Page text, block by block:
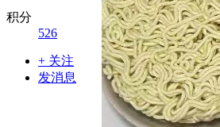
积分
526
+ 关注
发消息